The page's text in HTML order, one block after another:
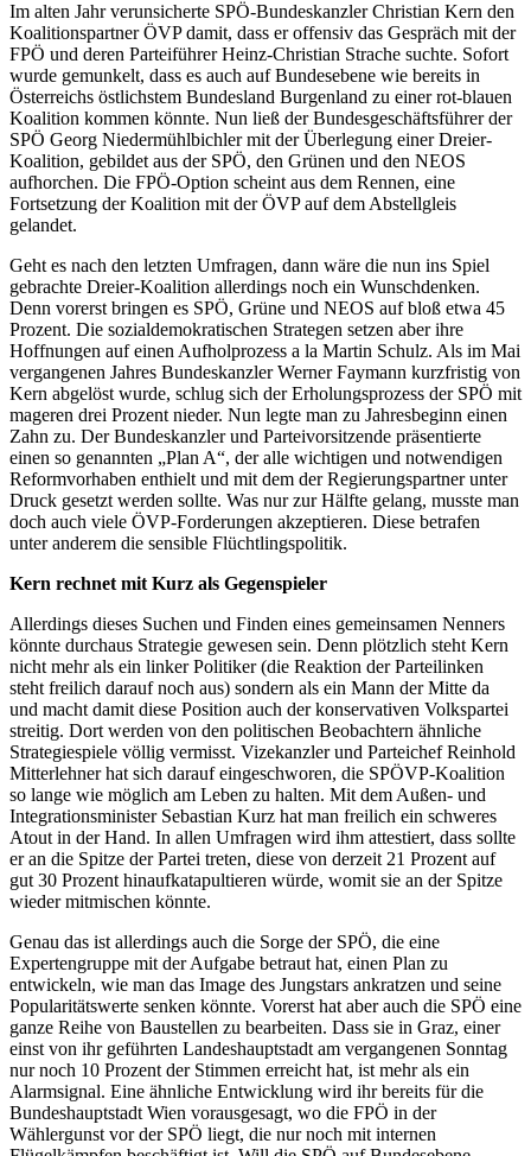
Im alten Jahr verunsicherte SPÖ-Bundeskanzler Christian Kern den
Koalitionspartner ÖVP damit, dass er offensiv das Gespräch mit der
FPÖ und deren Parteiführer Heinz-Christian Strache suchte. Sofort
wurde gemunkelt, dass es auch auf Bundesebene wie bereits in
Österreichs östlichstem Bundesland Burgenland zu einer rot-blauen
Koalition kommen könnte. Nun ließ der Bundesgeschäftsführer der
SPÖ Georg Niedermühlbichler mit der Überlegung einer Dreier-
Koalition, gebildet aus der SPÖ, den Grünen und den NEOS
aufhorchen. Die FPÖ-Option scheint aus dem Rennen, eine
Fortsetzung der Koalition mit der ÖVP auf dem Abstellgleis
gelandet.
Geht es nach den letzten Umfragen, dann wäre die nun ins Spiel
gebrachte Dreier-Koalition allerdings noch ein Wunschdenken.
Denn vorerst bringen es SPÖ, Grüne und NEOS auf bloß etwa 45
Prozent. Die sozialdemokratischen Strategen setzen aber ihre
Hoffnungen auf einen Aufholprozess a la Martin Schulz. Als im Mai
vergangenen Jahres Bundeskanzler Werner Faymann kurzfristig von
Kern abgelöst wurde, schlug sich der Erholungsprozess der SPÖ mit
mageren drei Prozent nieder. Nun legte man zu Jahresbeginn einen
Zahn zu. Der Bundeskanzler und Parteivorsitzende präsentierte
einen so genannten „Plan A“, der alle wichtigen und notwendigen
Reformvorhaben enthielt und mit dem der Regierungspartner unter
Druck gesetzt werden sollte. Was nur zur Hälfte gelang, musste man
doch auch viele ÖVP-Forderungen akzeptieren. Diese betrafen
unter anderem die sensible Flüchtlingspolitik.
Kern rechnet mit Kurz als Gegenspieler
Allerdings dieses Suchen und Finden eines gemeinsamen Nenners
könnte durchaus Strategie gewesen sein. Denn plötzlich steht Kern
nicht mehr als ein linker Politiker (die Reaktion der Parteilinken
steht freilich darauf noch aus) sondern als ein Mann der Mitte da
und macht damit diese Position auch der konservativen Volkspartei
streitig. Dort werden von den politischen Beobachtern ähnliche
Strategiespiele völlig vermisst. Vizekanzler und Parteichef Reinhold
Mitterlehner hat sich darauf eingeschworen, die SPÖVP-Koalition
so lange wie möglich am Leben zu halten. Mit dem Außen- und
Integrationsminister Sebastian Kurz hat man freilich ein schweres
Atout in der Hand. In allen Umfragen wird ihm attestiert, dass sollte
er an die Spitze der Partei treten, diese von derzeit 21 Prozent auf
gut 30 Prozent hinaufkatapultieren würde, womit sie an der Spitze
wieder mitmischen könnte.
Genau das ist allerdings auch die Sorge der SPÖ, die eine
Expertengruppe mit der Aufgabe betraut hat, einen Plan zu
entwickeln, wie man das Image des Jungstars ankratzen und seine
Popularitätswerte senken könnte. Vorerst hat aber auch die SPÖ eine
ganze Reihe von Baustellen zu bearbeiten. Dass sie in Graz, einer
einst von ihr geführten Landeshauptstadt am vergangenen Sonntag
nur noch 10 Prozent der Stimmen erreicht hat, ist mehr als ein
Alarmsignal. Eine ähnliche Entwicklung wird ihr bereits für die
Bundeshauptstadt Wien vorausgesagt, wo die FPÖ in der
Wählergunst vor der SPÖ liegt, die nur noch mit internen